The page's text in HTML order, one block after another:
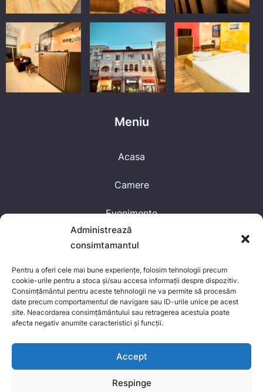
Administrează
consimtamantul
Pentru a oferi cele mai bune experiențe, folosim tehnologii precum
cookie-urile pentru a stoca și/sau accesa informații despre dispozitiv.
Consimțământul pentru aceste tehnologii ne va permite să procesăm
date precum comportamentul de navigare sau ID-urile unice pe acest
site. Neacordarea consimțământului sau retragerea acestuia poate
afecta negativ anumite caracteristici și funcții.
Accept
Respinge
Meniu
Acasa
Camere
Evenimente
Blog
Contact
Despre Noi